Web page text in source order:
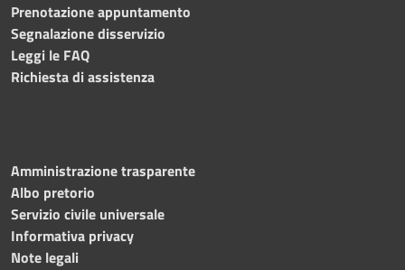
Prenotazione appuntamento
Segnalazione disservizio
Leggi le FAQ
Richiesta di assistenza
Amministrazione trasparente
Albo pretorio
Servizio civile universale
Informativa privacy
Note legali